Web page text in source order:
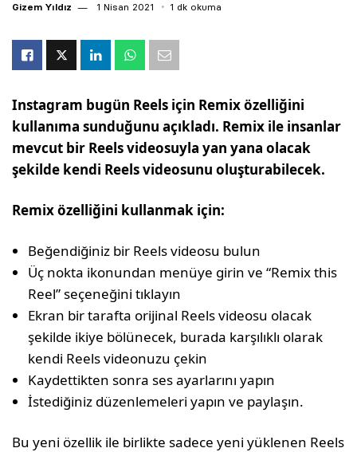
Gizem Yıldız 1 Nisan 2021 1 dk okuma
Instagram bugün Reels için Remix özelliğini
kullanıma sunduğunu açıkladı. Remix ile insanlar
mevcut bir Reels videosuyla yan yana olacak
şekilde kendi Reels videosunu oluşturabilecek.
Remix özelliğini kullanmak için:
Beğendiğiniz bir Reels videosu bulun
Üç nokta ikonundan menüye girin ve “Remix this
Reel” seçeneğini tıklayın
Ekran bir tarafta orijinal Reels videosu olacak
şekilde ikiye bölünecek, burada karşılıklı olarak
kendi Reels videonuzu çekin
Kaydettikten sonra ses ayarlarını yapın
İstediğiniz düzenlemeleri yapın ve paylaşın.
Bu yeni özellik ile birlikte sadece yeni yüklenen Reels